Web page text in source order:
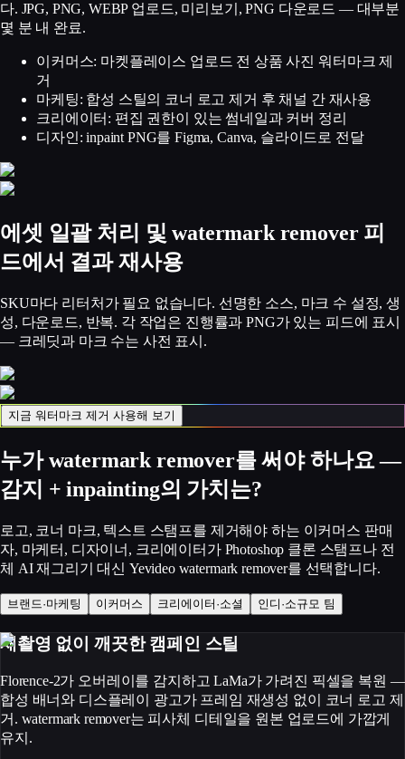
다. JPG, PNG, WEBP 업로드, 미리보기, PNG 다운로드 — 대부분
몇 분 내 완료.
이커머스: 마켓플레이스 업로드 전 상품 사진 워터마크 제
거
마케팅: 합성 스틸의 코너 로고 제거 후 채널 간 재사용
크리에이터: 편집 권한이 있는 썸네일과 커버 정리
디자인: inpaint PNG를 Figma, Canva, 슬라이드로 전달
에셋 일괄 처리 및 watermark remover 피
드에서 결과 재사용
SKU마다 리터처가 필요 없습니다. 선명한 소스, 마크 수 설정, 생
성, 다운로드, 반복. 각 작업은 진행률과 PNG가 있는 피드에 표시
— 크레딧과 마크 수는 사전 표시.
지금 워터마크 제거 사용해 보기
누가 watermark remover를 써야 하나요 —
감지 + inpainting의 가치는?
로고, 코너 마크, 텍스트 스탬프를 제거해야 하는 이커머스 판매
자, 마케터, 디자이너, 크리에이터가 Photoshop 클론 스탬프나 전
체 AI 재그리기 대신 Yevideo watermark remover를 선택합니다.
브랜드·마케팅 이커머스 크리에이터·소셜 인디·소규모 팀
재촬영 없이 깨끗한 캠페인 스틸
Florence-2가 오버레이를 감지하고 LaMa가 가려진 픽셀을 복원 —
합성 배너와 디스플레이 광고가 프레임 재생성 없이 코너 로고 제
거. watermark remover는 피사체 디테일을 원본 업로드에 가깝게
유지.